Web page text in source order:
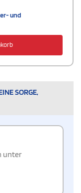
und
SORGE,
unter